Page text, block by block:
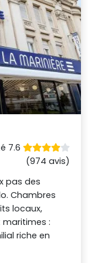
7.6
(974 avis)
pas des
Chambres
locaux,
:
riche en